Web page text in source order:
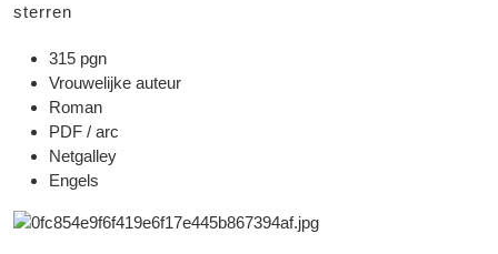
sterren
315 pgn
Vrouwelijke auteur
Roman
PDF / arc
Netgalley
Engels